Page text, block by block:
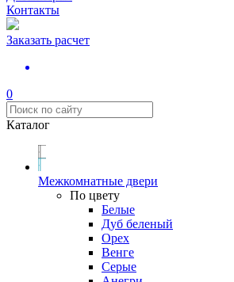
Контакты
Заказать расчет
0
Каталог
Межкомнатные двери
По цвету
Белые
Дуб беленый
Орех
Венге
Серые